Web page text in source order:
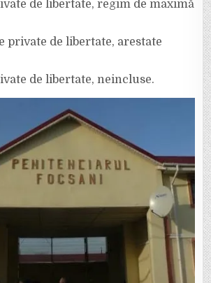
de libertate, regim de maximă
private de libertate, arestate
de libertate, neincluse.